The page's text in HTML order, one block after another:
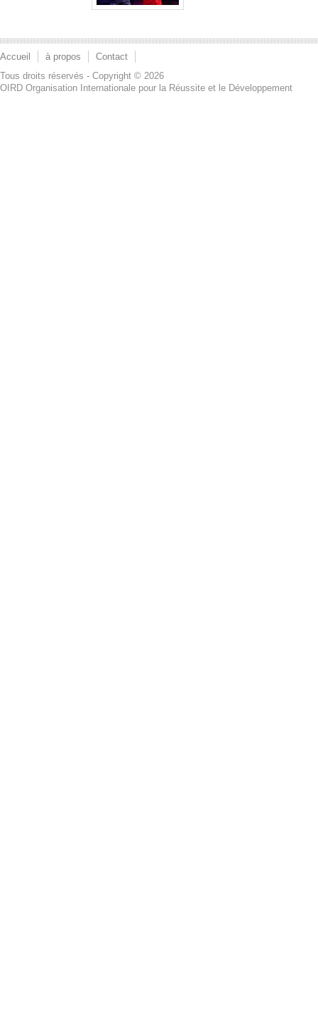
Accueil à propos
Contact
Tous droits réservés - Copyright © 2026
OIRD Organisation Internationale pour la Réussite et le Développement